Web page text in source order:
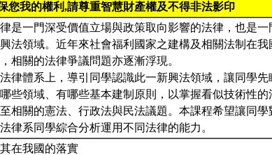
您我的權利,請尊重智慧財產權及不得非法影印
是一門深受價值立場與政策取向影響的法律，也是
法領域。近年來社會福利國家之建構及相關法制在我
相關的法律爭議問題亦逐漸浮現。
律體系上，導引同學認識此一新興法領域，讓同學先
些領域、有哪些基本建制原則，以掌握看似技術性的
相關的憲法、行政法與民法議題。本課程希望讓同
律系同學綜合分析運用不同法律的能力。
在我國的落實